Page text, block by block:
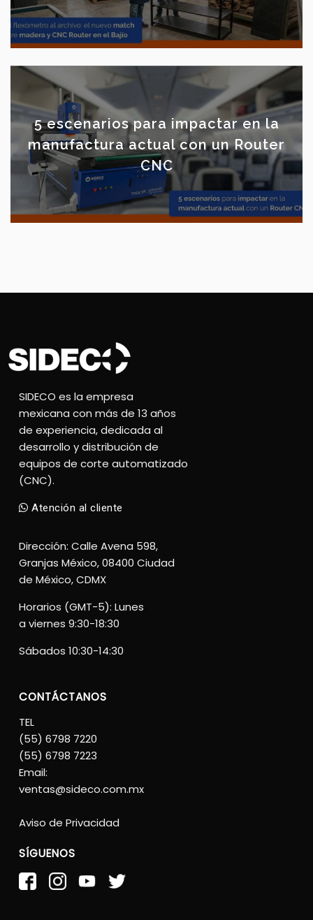
5 escenarios para impactar en la
manufactura actual con un Router
CNC
SIDECO es la empresa
mexicana con más de 13 años
de experiencia, dedicada al
desarrollo y distribución de
equipos de corte automatizado
(CNC).
Atención al cliente
Dirección: Calle Avena 598,
Granjas México, 08400 Ciudad
de México, CDMX
Horarios (GMT-5): Lunes
a viernes 9:30-18:30
Sábados 10:30-14:30
CONTÁCTANOS
TEL
(55) 6798 7220
(55) 6798 7223
Email:
ventas@sideco.com.mx
Aviso de Privacidad
SÍGUENOS